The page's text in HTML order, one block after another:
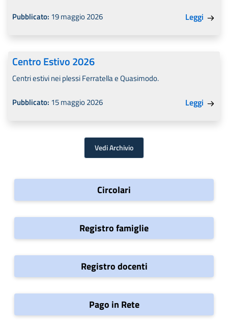
Pubblicato: 19 maggio 2026 Leggi
Centro Estivo 2026
Centri estivi nei plessi Ferratella e Quasimodo.
Pubblicato: 15 maggio 2026 Leggi
Vedi Archivio
Circolari
Registro famiglie
Registro docenti
Pago in Rete